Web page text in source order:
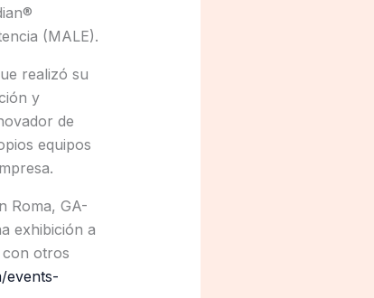
(MALE).
realizó su
y
de
equipos
Roma, GA-
exhibición a
con otros
events-